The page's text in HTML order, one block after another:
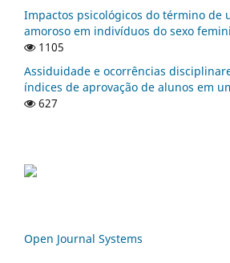
Impactos psicológicos do término de
amoroso em indivíduos do sexo
1105
Assiduidade e ocorrências
índices de aprovação de alunos em
627
Open Journal Systems